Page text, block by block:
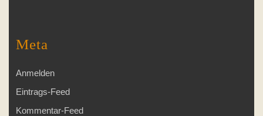
Meta
Anmelden
Eintrags-Feed
Kommentar-Feed